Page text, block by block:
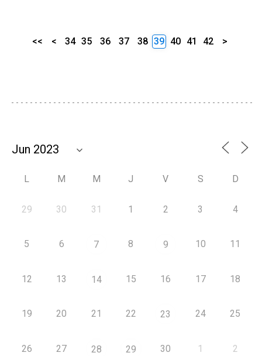
<< < 34 35 36 37 38 39 40 41 42 >
L M M J V S D
29 30 31 1 2 3 4
5 6 7 8 9 10 11
12 13 14 15 16 17 18
19 20 21 22 23 24 25
26 27 28 29 30 1 2